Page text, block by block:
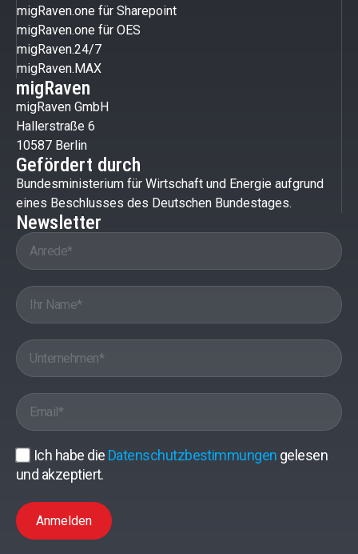
migRaven.one für Sharepoint
migRaven.one für OES
migRaven.24/7
migRaven.MAX
migRaven
migRaven GmbH
Hallerstraße 6
10587 Berlin
Gefördert durch
Bundesministerium für Wirtschaft und Energie aufgrund
eines Beschlusses des Deutschen Bundestages.
Newsletter
Ich habe die Datenschutzbestimmungen gelesen
und akzeptiert.
Anmelden